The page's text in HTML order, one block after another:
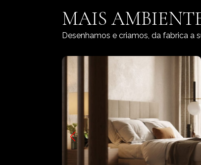
MAIS
Desenhamos e criamos, da fabrica a